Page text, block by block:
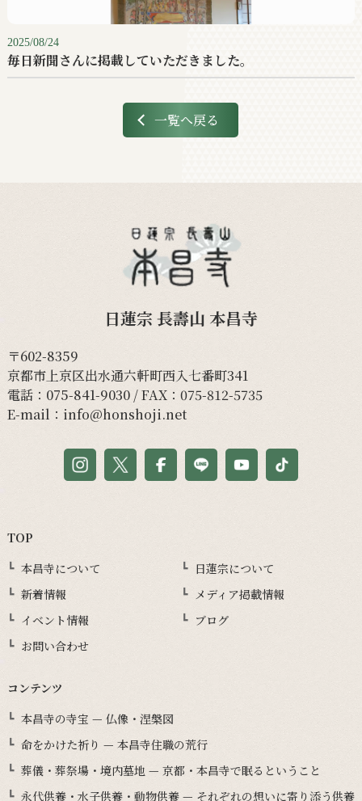
2025/08/24
毎日新聞さんに掲載していただきました。
一覧へ戻る
日蓮宗 長壽山 本昌寺
〒602-8359
京都市上京区出水通六軒町西入七番町341
電話： 075-841-9030/ FAX：075-812-5735
E-mail： info@honshoji.net
TOP
本昌寺について
日蓮宗について
新着情報
メディア掲載情報
イベント情報
ブログ
お問い合わせ
コンテンツ
本昌寺の寺宝 — 仏像・涅槃図
命をかけた祈り — 本昌寺住職の荒行
葬儀・葬祭場・境内墓地 — 京都・本昌寺で眠るということ
永代供養・水子供養・動物供養 — それぞれの想いに寄り添う供養